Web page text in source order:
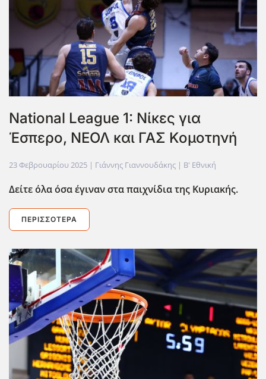
National League 1: Νίκες για
Έσπερο, ΝΕΟΛ και ΓΑΣ Κομοτηνή
23 Φεβρουαρίου 2025 | Γιάννης Γιαννουδάκης | Β' Εθνική
Δείτε όλα όσα έγιναν στα παιχνίδια της Κυριακής.
ΠΕΡΙΣΣΌΤΕΡΑ